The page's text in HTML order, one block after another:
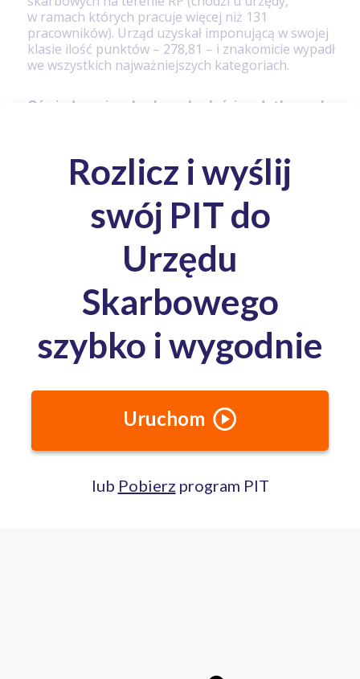
w ramach których pracuje więcej niż 131
pracowników). Urząd uzyskał imponującą w swojej
klasie ilość punktów – 278,81 – i znakomicie wypadł
we wszystkich najważniejszych kategoriach.
Oświadczenie o braku zaległości podatkowych
podatkowych za rok fiskalny 2016 średnio w 0,16
dnia (nieco ponad godzinę i piętnaście minut). Nie
jest to najlepszy wynik – niektóre urzędy wydają
takie zaświadczenie bez jakiejkolwiek zwłoki. Jest
to jednak wciąż bardzo dobry rezultat (98,40
punktu w zestawieniu) gwarantujący sprawną
obsługę interesantów.
Postępowanie wszczęte przez podatnika
W Drugim Urzędzie Skarbowym w Kielcach
postępowanie rozpoczęte na wniosek interesanta
trwa średnio 26,68 dnia (nieco więcej niż 5 tygodni)
i wynik ten, jako stosunkowo dobry rezultat,
Dobrowolna wpłata należności fiskalnych
kwot należności podatkowych wpłacanych jest
formy presji ze strony fiskusa. Jest znakomity